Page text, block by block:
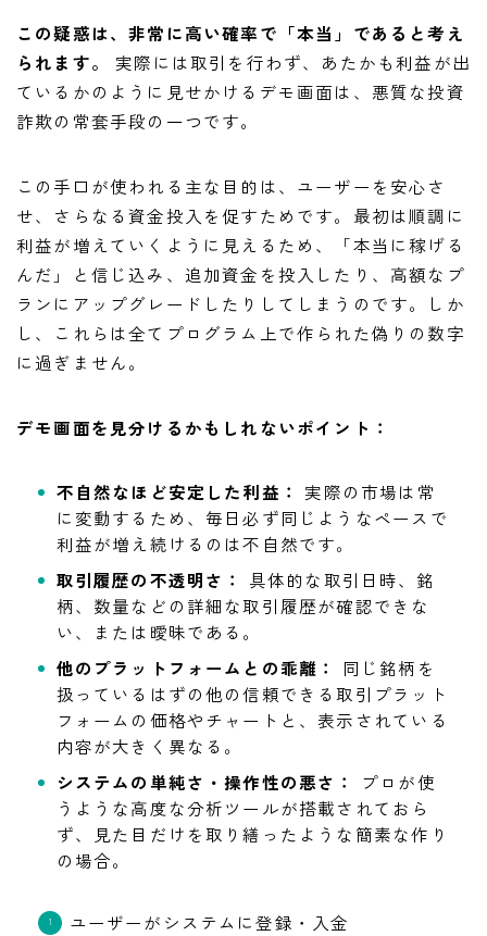
この疑惑は、非常に高い確率で「本当」であると考え
られます。
実際には取引を行わず、あたかも利益が出
ているかのように見せかけるデモ画面は、悪質な投資
詐欺の常套手段の一つです。
この手口が使われる主な目的は、ユーザーを安心さ
せ、さらなる資金投入を促すためです。最初は順調に
利益が増えていくように見えるため、「本当に稼げる
んだ」と信じ込み、追加資金を投入したり、高額なプ
ランにアップグレードしたりしてしまうのです。しか
し、これらは全てプログラム上で作られた偽りの数字
に過ぎません。
デモ画面を見分けるかもしれないポイント：
不自然なほど安定した利益：
実際の市場は常
に変動するため、毎日必ず同じようなペースで
利益が増え続けるのは不自然です。
取引履歴の不透明さ：
具体的な取引日時、銘
柄、数量などの詳細な取引履歴が確認できな
い、または曖昧である。
他のプラットフォームとの乖離：
同じ銘柄を
扱っているはずの他の信頼できる取引プラット
フォームの価格やチャートと、表示されている
内容が大きく異なる。
システムの単純さ・操作性の悪さ：
プロが使
うような高度な分析ツールが搭載されておら
ず、見た目だけを取り繕ったような簡素な作り
の場合。
ユーザーがシステムに登録・入金